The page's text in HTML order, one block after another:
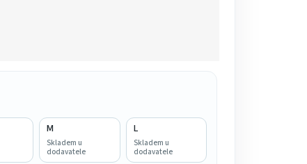
M
Skladem u
dodavatele
L
Skladem u
dodavatele